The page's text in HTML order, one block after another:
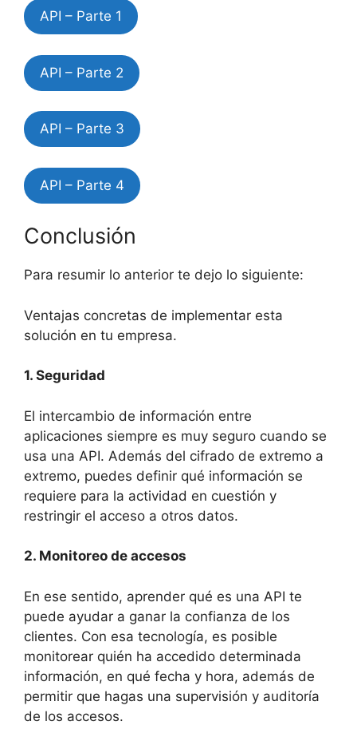
API – Parte 1
API – Parte 2
API – Parte 3
API – Parte 4
Conclusión
Para resumir lo anterior te dejo lo siguiente:
Ventajas concretas de implementar esta
solución en tu empresa.
1. Seguridad
El intercambio de información entre
aplicaciones siempre es muy seguro cuando se
usa una API. Además del cifrado de extremo a
extremo, puedes definir qué información se
requiere para la actividad en cuestión y
restringir el acceso a otros datos.
2. Monitoreo de accesos
En ese sentido, aprender qué es una API te
puede ayudar a ganar la confianza de los
clientes. Con esa tecnología, es posible
monitorear quién ha accedido determinada
información, en qué fecha y hora, además de
permitir que hagas una supervisión y auditoría
de los accesos.